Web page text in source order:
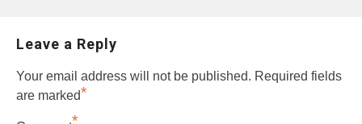
Leave a Reply
Your email address will not be published. Required fields
are marked*